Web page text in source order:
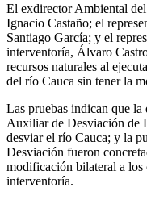
El exdirector Ambiental
Ignacio Castaño; el
Santiago García; y el
interventoría, Álvaro
recursos naturales al
del río Cauca sin tener la
Las pruebas indican que la
Auxiliar de Desviación de
desviar el río Cauca; y la
Desviación fueron
modificación bilateral a los
interventoría.